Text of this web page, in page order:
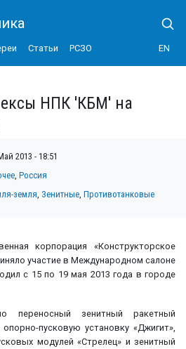
Статьи РСЗО EN
на выставке в Перу
НПК 'КБМ' на
2013 - 18:51
,Россия
земля, Зенитные,Противотанковые
корпорация «Конструкторское
участие в Международном салоне
с 15 по 19 мая 2013 года в городе
переносный зенитный ракетный
пусковую установку «Джигит»,
модулей «Стрелец» и зенитный